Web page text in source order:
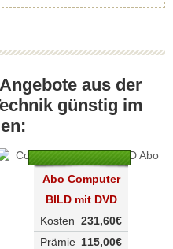
aus der
günstig im
Abo Computer
BILD mit DVD
231,60€
Kosten
115,00€
Prämie